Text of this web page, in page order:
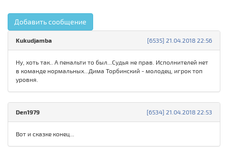
Добавить сообщение
[6535] 21.04.2018 22:56
Kukudjamba
Ну, хоть так.. А пенальти то был...Судья не прав. Исполнителей нет
в команде нормальных...Дима Торбинский - молодец, игрок топ
уровня.
[6534] 21.04.2018 22:53
Den1979
Вот и сказке конец...